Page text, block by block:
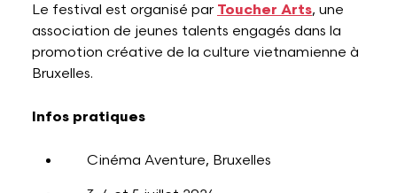
Le festival est organisé par Toucher Arts, une
association de jeunes talents engagés dans la
promotion créative de la culture vietnamienne à
Bruxelles.
Infos pratiques
Cinéma Aventure, Bruxelles